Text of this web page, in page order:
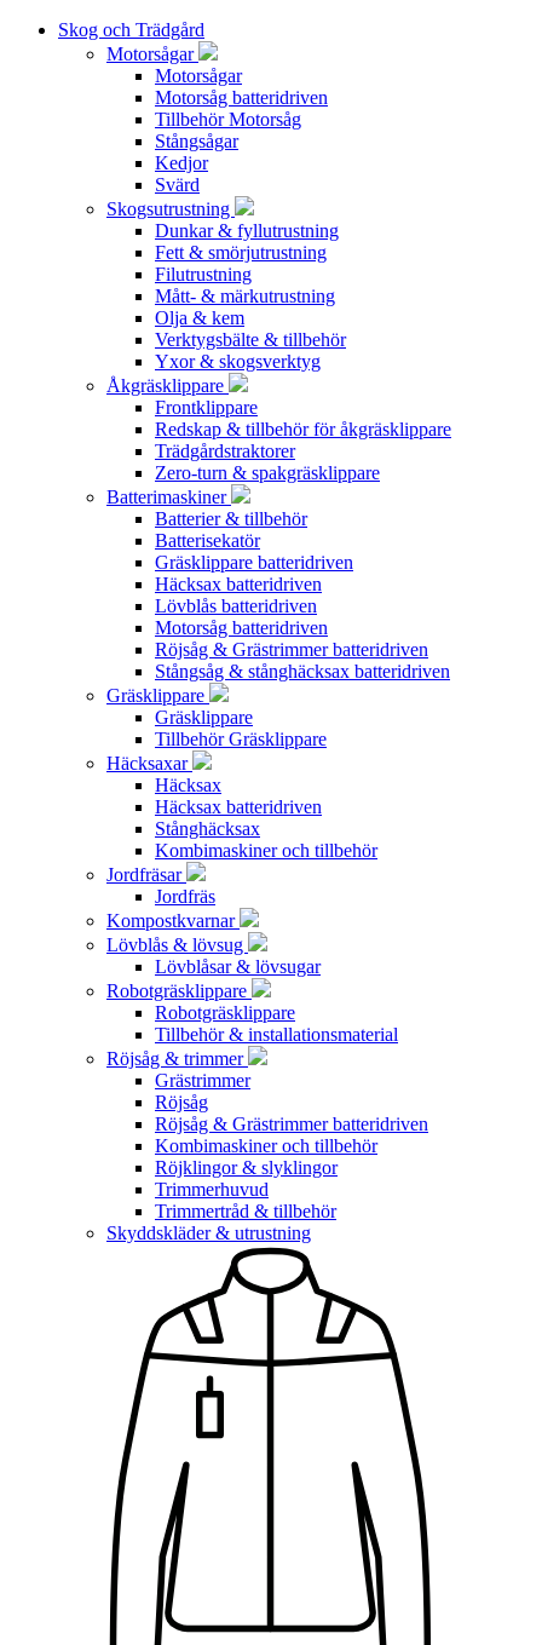
Skog och Trädgård
Motorsågar
Motorsågar
Motorsåg batteridriven
Tillbehör Motorsåg
Stångsågar
Kedjor
Svärd
Skogsutrustning
Dunkar & fyllutrustning
Fett & smörjutrustning
Filutrustning
Mått- & märkutrustning
Olja & kem
Verktygsbälte & tillbehör
Yxor & skogsverktyg
Åkgräsklippare
Frontklippare
Redskap & tillbehör för åkgräsklippare
Trädgårdstraktorer
Zero-turn & spakgräsklippare
Batterimaskiner
Batterier & tillbehör
Batterisekatör
Gräsklippare batteridriven
Häcksax batteridriven
Lövblås batteridriven
Motorsåg batteridriven
Röjsåg & Grästrimmer batteridriven
Stångsåg & stånghäcksax batteridriven
Gräsklippare
Gräsklippare
Tillbehör Gräsklippare
Häcksaxar
Häcksax
Häcksax batteridriven
Stånghäcksax
Kombimaskiner och tillbehör
Jordfräsar
Jordfräs
Kompostkvarnar
Lövblås & lövsug
Lövblåsar & lövsugar
Robotgräsklippare
Robotgräsklippare
Tillbehör & installationsmaterial
Röjsåg & trimmer
Grästrimmer
Röjsåg
Röjsåg & Grästrimmer batteridriven
Kombimaskiner och tillbehör
Röjklingor & slyklingor
Trimmerhuvud
Trimmertråd & tillbehör
Skyddskläder & utrustning